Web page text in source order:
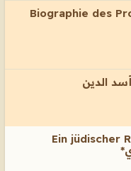
Biographie des
أسد الدين
Ein jüdischer